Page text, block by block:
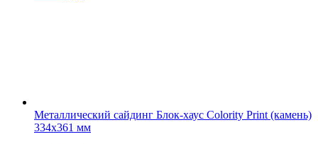
Металлический сайдинг Блок-хаус Colority Print (камень)
334x361 мм